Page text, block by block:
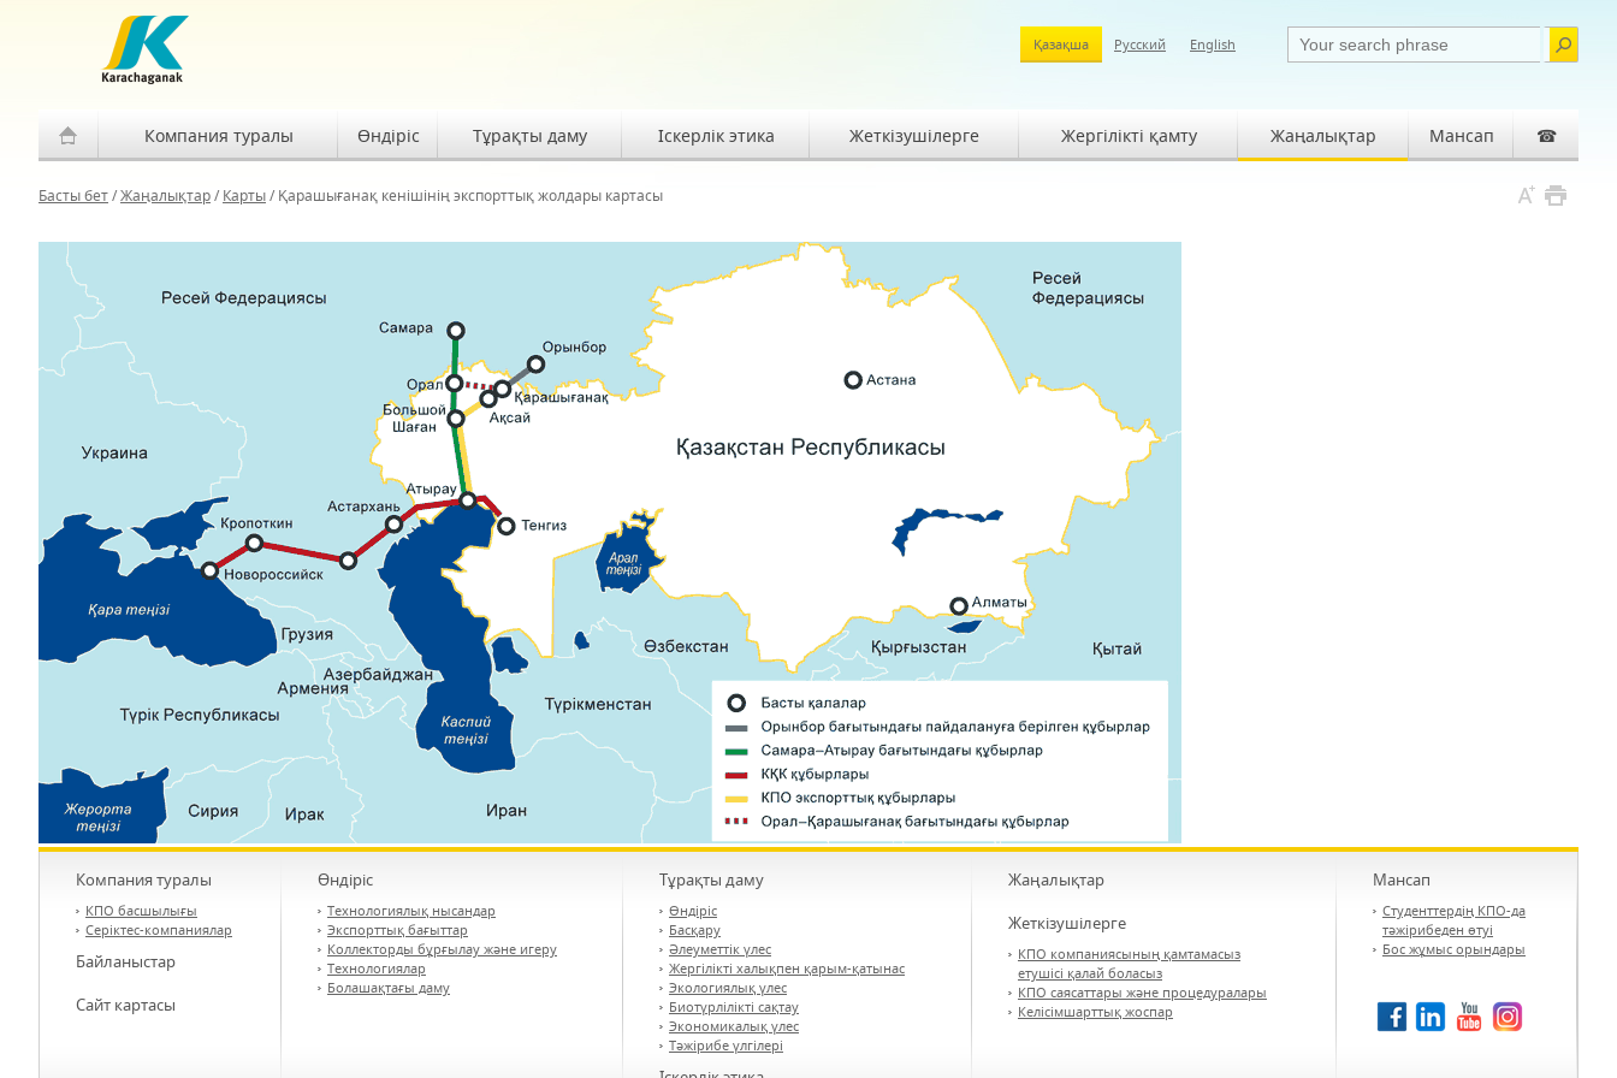
Қазақша Русский English
Компания туралы Өндіріс Тұрақты даму Іскерлік этика Жеткізушілерге Жергілікті қамту Жаңалықтар Мансап ☎
Басты бет/Жаңалықтар/ Карты/ Қарашығанақ кенішінің экспорттық жолдары картасы
Компания туралы
КПО басшылығы
Серіктес-компаниялар
Байланыстар
Сайт картасы
Өндіріс
Технологиялық нысандар
Экспорттық бағыттар
Коллекторды бұрғылау және игеру
Технологиялар
Болашақтағы даму
Тұрақты даму
Өндіріс
Басқару
Әлеуметтік үлес
Жергілікті халықпен қарым-қатынас
Экологиялық үлес
Биотүрлілікті сақтау
Экономикалық үлес
Тәжірибе үлгілері
Жаңалықтар
Жеткізушілерге
КПО компаниясының қамтамасыз
етушісі қалай боласыз
КПО саясаттары және процедуралары
Келісімшарттық жоспар
Мансап
Студенттердің КПО-да
тәжірибеден өтуі
Бос жұмыс орындары